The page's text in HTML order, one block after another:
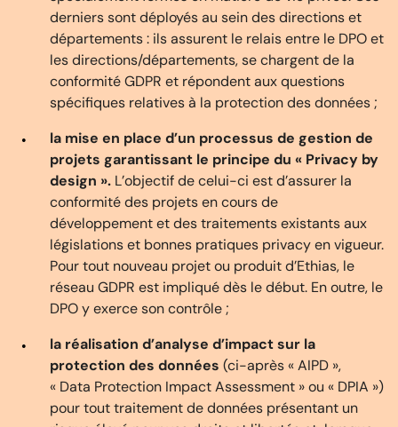
derniers sont déployés au sein des directions et
départements : ils assurent le relais entre le DPO et
les directions/départements, se chargent de la
conformité GDPR et répondent aux questions
spécifiques relatives à la protection des données ;
la mise en place d’un processus de gestion de
projets garantissant le principe du « Privacy by
design ». L’objectif de celui-ci est d’assurer la
conformité des projets en cours de
développement et des traitements existants aux
législations et bonnes pratiques privacy en vigueur.
Pour tout nouveau projet ou produit d’Ethias, le
réseau GDPR est impliqué dès le début. En outre, le
DPO y exerce son contrôle ;
la réalisation d’analyse d’impact sur la
protection des données (ci-après « AIPD »,
« Data Protection Impact Assessment » ou « DPIA »)
pour tout traitement de données présentant un